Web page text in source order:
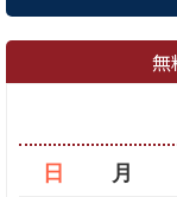
無
日 月